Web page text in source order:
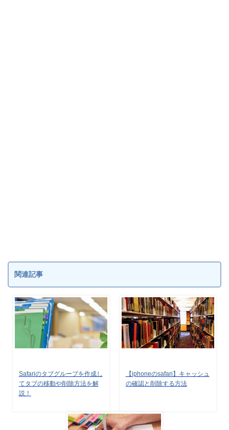
関連記事
Safariのタブグループを作成し
てタブの移動や削除方法を解
説！
【iphoneのsafari】キャッシュ
の確認と削除する方法